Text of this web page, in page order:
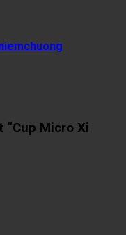
“Cup Micro Xi